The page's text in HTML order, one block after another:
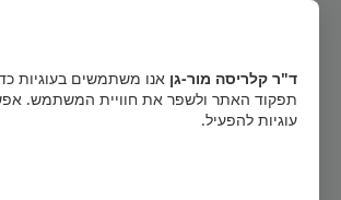
טלפון חירום052-856-1122
ד"ר קלריסה מור-גן אנו משתמשים בעוגיות
תפקוד האתר ולשפר את חוויית המשתמש.
עוגיות להפעיל.